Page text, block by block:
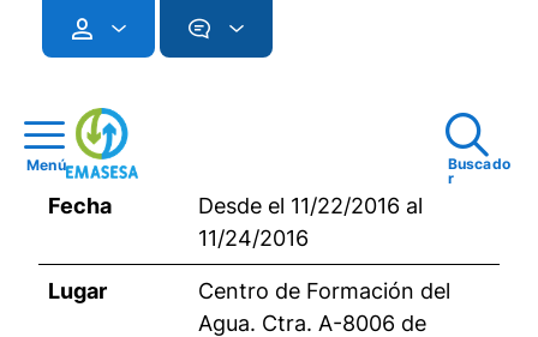
Menú
Buscado
r
Fecha
Desde el 11/22/2016 al
11/24/2016
Lugar
Centro de Formación del
Agua. Ctra. A-8006 de